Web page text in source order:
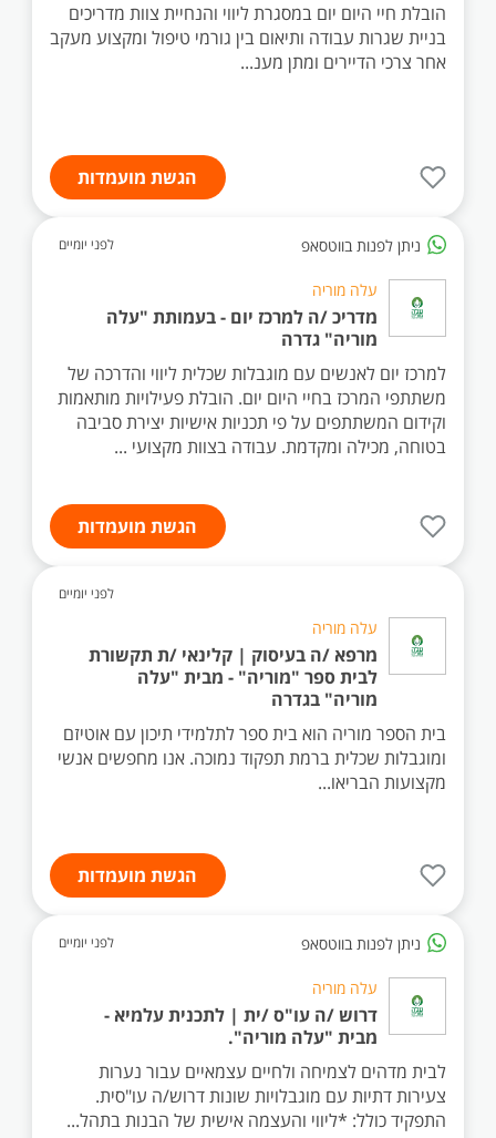
הובלת חיי היום יום במסגרת ליווי והנחיית צוות מדריכים
בניית שגרות עבודה ותיאום בין גורמי טיפול ומקצוע מעקב
אחר צרכי הדיירים ומתן מענ...
הגשת מועמדות
ניתן לפנות בווטסאפ לפני יומיים
עלה מוריה
מדריכ /ה למרכז יום - בעמותת "עלה
מוריה" גדרה
למרכז יום לאנשים עם מוגבלות שכלית ליווי והדרכה של
משתתפי המרכז בחיי היום יום. הובלת פעילויות מותאמות
וקידום המשתתפים על פי תכניות אישיות יצירת סביבה
בטוחה, מכילה ומקדמת. עבודה בצוות מקצועי ...
הגשת מועמדות
לפני יומיים
עלה מוריה
מרפא /ה בעיסוק | קלינאי /ת תקשורת
לבית ספר "מוריה" - מבית "עלה
מוריה" בגדרה
בית הספר מוריה הוא בית ספר לתלמידי תיכון עם אוטיזם
ומוגבלות שכלית ברמת תפקוד נמוכה. אנו מחפשים אנשי
מקצועות הבריאו...
הגשת מועמדות
ניתן לפנות בווטסאפ לפני יומיים
עלה מוריה
דרוש /ה עו"ס /ית | לתכנית עלמיא -
מבית "עלה מוריה".
לבית מדהים לצמיחה ולחיים עצמאיים עבור נערות
צעירות דתיות עם מוגבלויות שונות דרוש/ה עו"סית.
התפקיד כולל: *ליווי והעצמה אישית של הבנות בתהל...